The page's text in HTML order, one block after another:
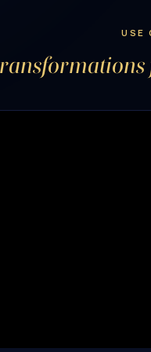
USE